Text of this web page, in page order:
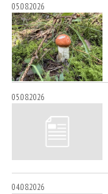
05.08.2026
05.08.2026
04.08.2026